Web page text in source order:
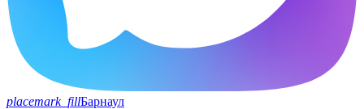
placemark_fillБарнаул